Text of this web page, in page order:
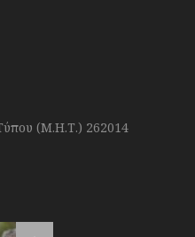
(Μ.Η.Τ.) 262014